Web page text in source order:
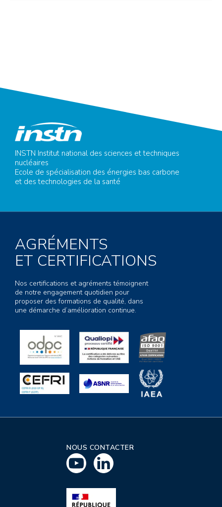
INSTN Institut national des sciences et techniques
nucléaires
Ecole de spécialisation des énergies bas carbone
et des technologies de la santé
AGRÉMENTS
ET CERTIFICATIONS
Nos certifications et agréments témoignent
de notre engagement quotidien pour
proposer des formations de qualité, dans
une démarche d’amélioration continue.
NOUS CONTACTER